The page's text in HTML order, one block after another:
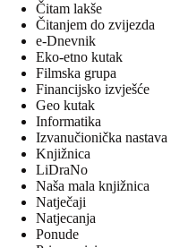
Čitam lakše
Čitanjem do zvijezda
e-Dnevnik
Eko-etno kutak
Filmska grupa
Financijsko izvješće
Geo kutak
Informatika
Izvanučionička nastava
Knjižnica
LiDraNo
Naša mala knjižnica
Natječaji
Natjecanja
Ponude